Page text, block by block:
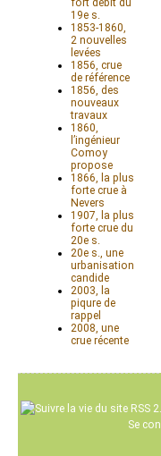
fort débit du
19e s.
1853-1860,
2 nouvelles
levées
1856, crue
de référence
1856, des
nouveaux
travaux
1860,
l’ingénieur
Comoy
propose
1866, la plus
forte crue à
Nevers
1907, la plus
forte crue du
20e s.
20e s., une
urbanisation
candide
2003, la
piqure de
rappel
2008, une
crue récente
RSS
Se